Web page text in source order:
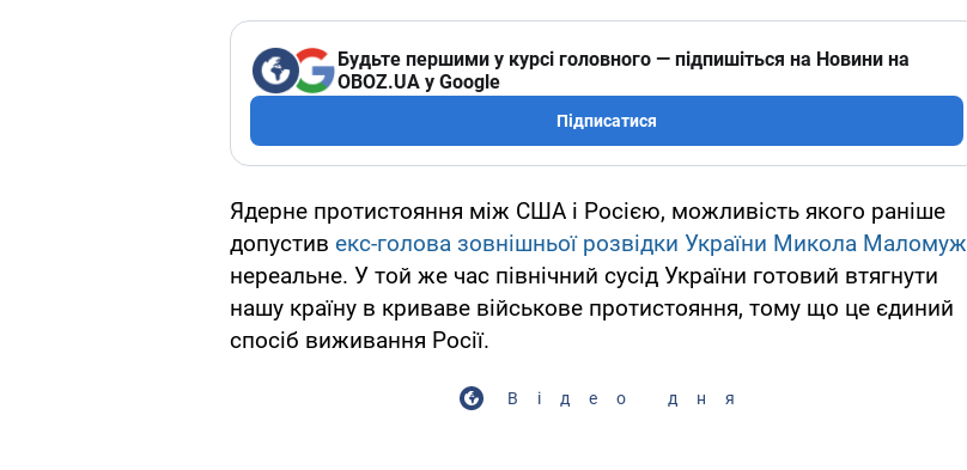
Будьте першими у курсі головного — підпишіться на Новини на
OBOZ.UA у Google
Підписатися
Ядерне протистояння між США і Росією, можливість якого раніше
допустив екс-голова зовнішньої розвідки України Микола Маломуж
нереальне. У той же час північний сусід України готовий втягнути
нашу країну в криваве військове протистояння, тому що це єдиний
спосіб виживання Росії.
Відео дня